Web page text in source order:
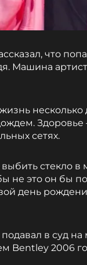
что
Машина
несколько
Здоровье
сетях.
стекло
не это он бы
день
в суд на
Bentley 2006